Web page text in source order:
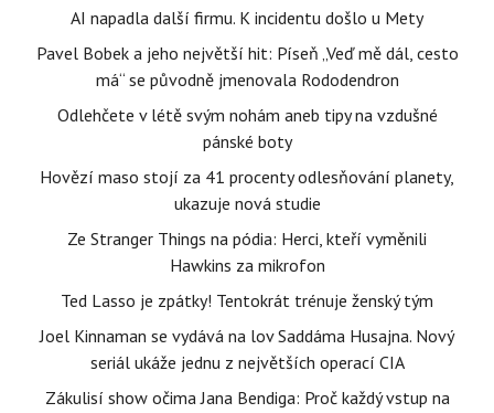
AI napadla další firmu. K incidentu došlo u Mety
Pavel Bobek a jeho největší hit: Píseň „Veď mě dál, cesto
má“ se původně jmenovala Rododendron
Odlehčete v létě svým nohám aneb tipy na vzdušné
pánské boty
Hovězí maso stojí za 41 procenty odlesňování planety,
ukazuje nová studie
Ze Stranger Things na pódia: Herci, kteří vyměnili
Hawkins za mikrofon
Ted Lasso je zpátky! Tentokrát trénuje ženský tým
Joel Kinnaman se vydává na lov Saddáma Husajna. Nový
seriál ukáže jednu z největších operací CIA
Zákulisí show očima Jana Bendiga: Proč každý vstup na